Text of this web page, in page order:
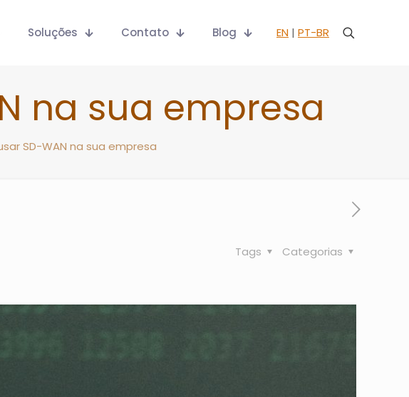
Soluções Contato Blog EN | PT-BR
na sua empresa
SD-WAN na sua empresa
Categorias
Tags